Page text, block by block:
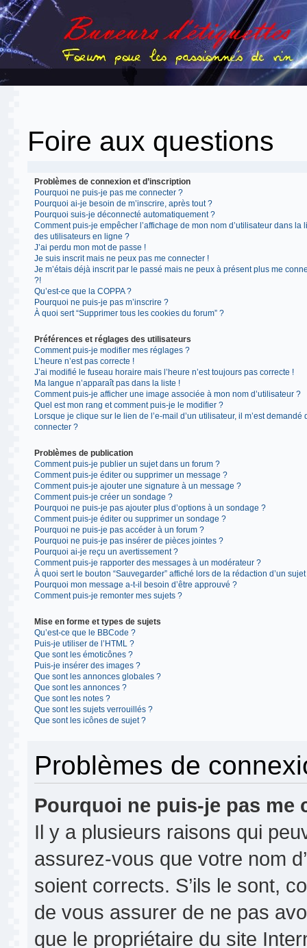
Foire aux questions
Problèmes de connexion et d’inscription
Pourquoi ne puis-je pas me connecter ?
Pourquoi ai-je besoin de m’inscrire, après tout ?
Pourquoi suis-je déconnecté automatiquement ?
Comment puis-je empêcher l’affichage de mon nom d’utilisateur dans la
des utilisateurs en ligne ?
J’ai perdu mon mot de passe !
Je suis inscrit mais ne peux pas me connecter !
Je m’étais déjà inscrit par le passé mais ne peux à présent plus me
?!
Qu’est-ce que la COPPA ?
Pourquoi ne puis-je pas m’inscrire ?
À quoi sert “Supprimer tous les cookies du forum” ?
Préférences et réglages des utilisateurs
Comment puis-je modifier mes réglages ?
L’heure n’est pas correcte !
J’ai modifié le fuseau horaire mais l’heure n’est toujours pas correcte !
Ma langue n’apparaît pas dans la liste !
Comment puis-je afficher une image associée à mon nom d’utilisateur ?
Quel est mon rang et comment puis-je le modifier ?
Lorsque je clique sur le lien de l’e-mail d’un utilisateur, il m’est demandé
connecter ?
Problèmes de publication
Comment puis-je publier un sujet dans un forum ?
Comment puis-je éditer ou supprimer un message ?
Comment puis-je ajouter une signature à un message ?
Comment puis-je créer un sondage ?
Pourquoi ne puis-je pas ajouter plus d’options à un sondage ?
Comment puis-je éditer ou supprimer un sondage ?
Pourquoi ne puis-je pas accéder à un forum ?
Pourquoi ne puis-je pas insérer de pièces jointes ?
Pourquoi ai-je reçu un avertissement ?
Comment puis-je rapporter des messages à un modérateur ?
À quoi sert le bouton “Sauvegarder” affiché lors de la rédaction d’un
Pourquoi mon message a-t-il besoin d’être approuvé ?
Comment puis-je remonter mes sujets ?
Mise en forme et types de sujets
Qu’est-ce que le BBCode ?
Puis-je utiliser de l’HTML ?
Que sont les émoticônes ?
Puis-je insérer des images ?
Que sont les annonces globales ?
Que sont les annonces ?
Que sont les notes ?
Que sont les sujets verrouillés ?
Que sont les icônes de sujet ?
Problèmes de
Pourquoi ne puis-je pas me
Il y a plusieurs raisons qui
assurez-vous que votre nom
soient corrects. S’ils le sont,
de vous assurer de ne pas
que le propriétaire du site